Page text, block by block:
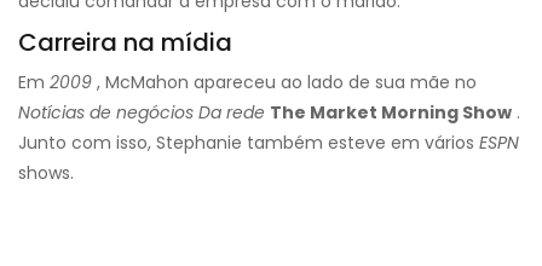
Carreira na mídia
Em 2009 , McMahon apareceu ao lado de sua mãe no
Notícias de negócios Da rede The Market Morning Show .
Junto com isso, Stephanie também esteve em vários ESPN
shows.